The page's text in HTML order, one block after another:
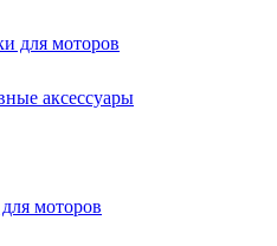
для моторов
аксессуары
моторов